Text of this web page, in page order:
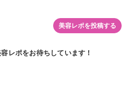
美容レポを投稿する
レポをお待ちしています！